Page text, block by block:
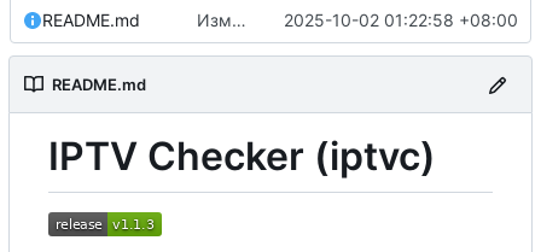
README.md Изменены ссылки на сайт 2025-10-02 01:22:58 +08:00
README.md
IPTV Checker (iptvc)